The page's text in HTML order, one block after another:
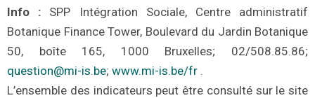
Info : SPP Intégration Sociale, Centre administratif
Botanique Finance Tower, Boulevard du Jardin Botanique
50, boîte 165, 1000 Bruxelles; 02/508.85.86;
question@mi-is.be; www.mi-is.be/fr .
L’ensemble des indicateurs peut être consulté sur le site